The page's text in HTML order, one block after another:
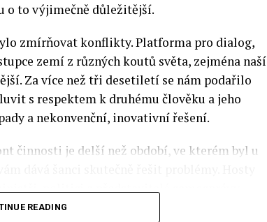
o to výjimečně důležitější.
zmírňovat konflikty. Platforma pro dialog,
zemí z různých koutů světa, zejména naší
Za více než tři desetiletí se nám podařilo
s respektem k druhému člověku a jeho
a nekonvenční, inovativní řešení.
činnosti je delší než období, ve kterém byl u
politici a představitelé samosprávy,
vědci, novináři a zástupci nevládních
READING